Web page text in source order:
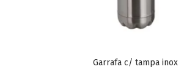
Garrafa c/ tampa inox